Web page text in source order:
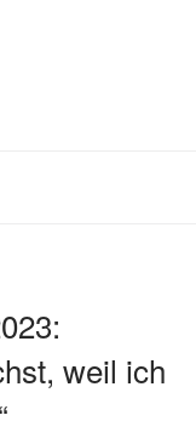
weil ich